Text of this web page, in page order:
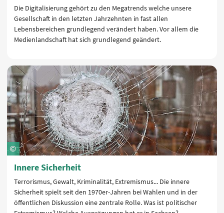
Die Digitalisierung gehört zu den Megatrends welche unsere
Gesellschaft in den letzten Jahrzehnten in fast allen
Lebensbereichen grundlegend verändert haben. Vor allem die
Medienlandschaft hat sich grundlegend geändert.
Innere Sicherheit
Terrorismus, Gewalt, Kriminalität, Extremismus... Die innere
Sicherheit spielt seit den 1970er-Jahren bei Wahlen und in der
öffentlichen Diskussion eine zentrale Rolle. Was ist politischer